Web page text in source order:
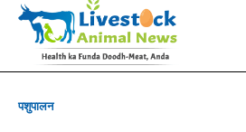
पशुपालन